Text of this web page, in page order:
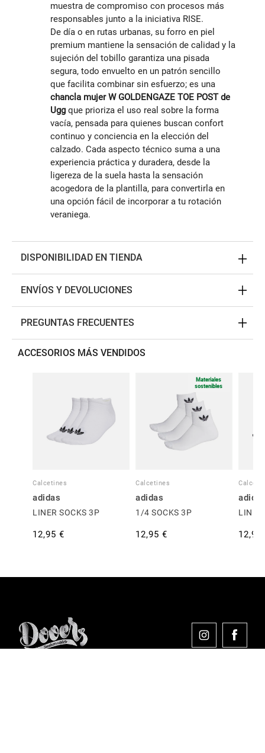
muestra de compromiso con procesos más
responsables junto a la iniciativa RISE.
De día o en rutas urbanas, su forro en piel
premium mantiene la sensación de calidad y la
sujeción del tobillo garantiza una pisada
segura, todo envuelto en un patrón sencillo
que facilita combinar sin esfuerzo; es una
chancla mujer W GOLDENGAZE TOE POST de
Ugg que prioriza el uso real sobre la forma
vacía, pensada para quienes buscan confort
continuo y conciencia en la elección del
calzado. Cada aspecto técnico suma a una
experiencia práctica y duradera, desde la
ligereza de la suela hasta la sensación
acogedora de la plantilla, para convertirla en
una opción fácil de incorporar a tu rotación
veraniega.
DISPONIBILIDAD EN TIENDA
ENVÍOS Y DEVOLUCIONES
PREGUNTAS FRECUENTES
ACCESORIOS MÁS VENDIDOS
Calcetines
adidas
LINER SOCKS 3P
12,95 €
Materiales
sostenibles
Calcetines
adidas
1/4 SOCKS 3P
12,95 €
LINER
12,95